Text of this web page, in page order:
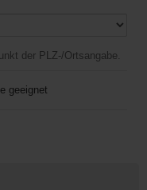
der PLZ-/Ortsangabe.
geeignet